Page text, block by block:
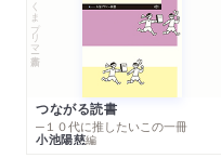
ちくまプリマー新書
つながる読書
─１０代に推したいこの一冊
小池陽慈編